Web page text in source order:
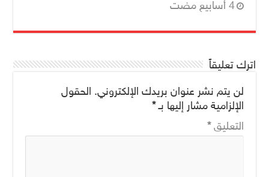
‏4 أسابيع مضت
اترك تعليقاً
لن يتم نشر عنوان بريدك الإلكتروني. الحقول
الإلزامية مشار إليها بـ*
التعليق*